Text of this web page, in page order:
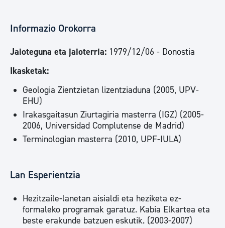
Informazio Orokorra
Jaioteguna eta jaioterria: 1979/12/06 - Donostia
Ikasketak:
Geologia Zientzietan lizentziaduna (2005, UPV-
EHU)
Irakasgaitasun Ziurtagiria masterra (IGZ) (2005-
2006, Universidad Complutense de Madrid)
Terminologian masterra (2010, UPF-IULA)
Lan Esperientzia
Hezitzaile-lanetan aisialdi eta heziketa ez-
formaleko programak garatuz. Kabia Elkartea eta
beste erakunde batzuen eskutik. (2003-2007)